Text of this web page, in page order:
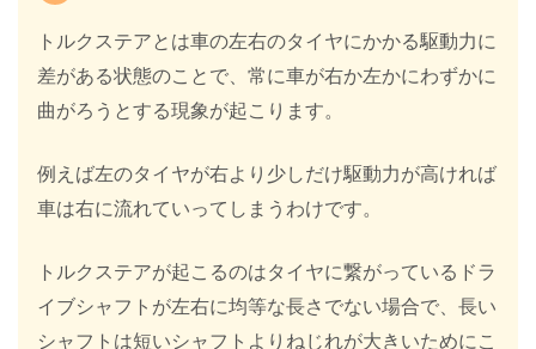
トルクステアとは車の左右のタイヤにかかる駆動力に
差がある状態のことで、常に車が右か左かにわずかに
曲がろうとする現象が起こります。
例えば左のタイヤが右より少しだけ駆動力が高ければ
車は右に流れていってしまうわけです。
トルクステアが起こるのはタイヤに繋がっているドラ
イブシャフトが左右に均等な長さでない場合で、長い
シャフトは短いシャフトよりねじれが大きいためにこ